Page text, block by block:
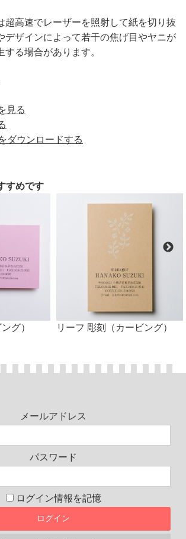
高速でレーザーを照射して紙を切り抜
デザインによって若干の焦げ目やヤニが
する場合があります。
見る
ダウンロードする
すめです
グ） リーフ 彫刻（カービング）
メールアドレス
パスワード
ログイン情報を記憶